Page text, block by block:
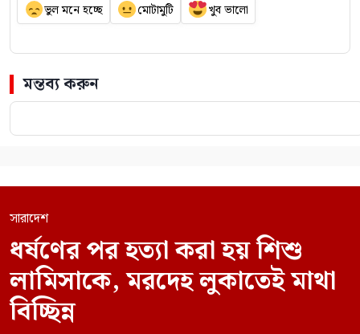
ভুল মনে হচ্ছে মোটামুটি খুব ভালো
মন্তব্য করুন
সারাদেশ
ধর্ষণের পর হত্যা করা হয় শিশু
লামিসাকে, মরদেহ লুকাতেই মাথা
বিচ্ছিন্ন